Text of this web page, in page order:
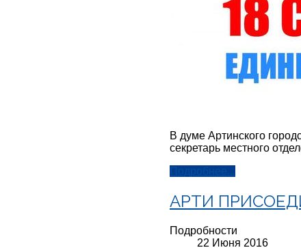
В думе Артинского
секретарь местного
АРТИ
Подробности
22 Июня 2016